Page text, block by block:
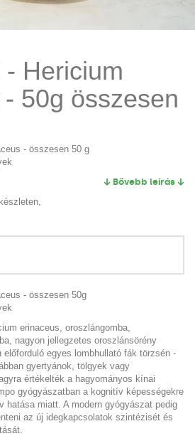
Hericium
50g összesen
- összesen 50 g
↓ Bővebb leírás ↓
- összesen 50g
erinaceus, oroszlángomba,
nagyon jellegzetes oroszlánsörény
előforduló egyes lombhullató fák törzsén -
gyertyánok, tölgyek vagy
értékelték a hagyományos kínai
gyógyászatban a kognitív képességekre
hatása miatt. A modern gyógyászat pedig
az új idegkapcsolatok szintézisét és